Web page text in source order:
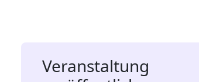
Veranstaltung